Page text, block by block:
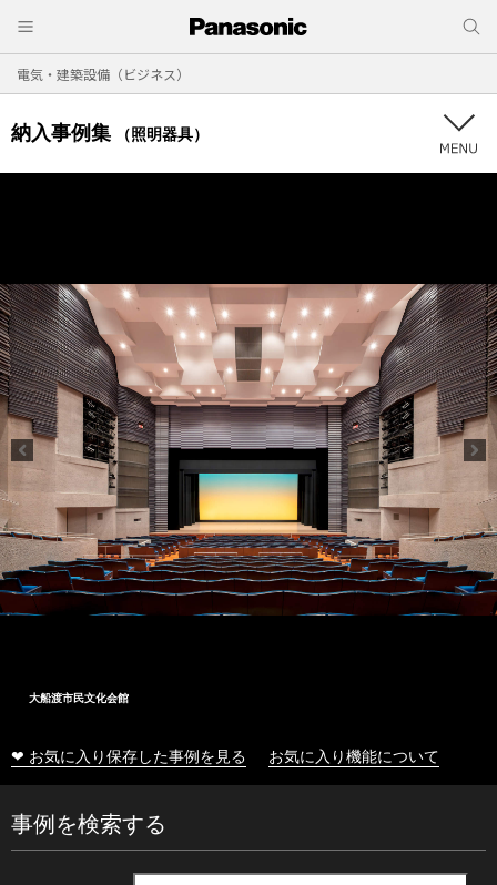
電気・建築設備（ビジネス）
納入事例集 （照明器具）
大船渡市民文化会館
❤ お気に入り保存した事例を見る お気に入り機能について
事例を検索する